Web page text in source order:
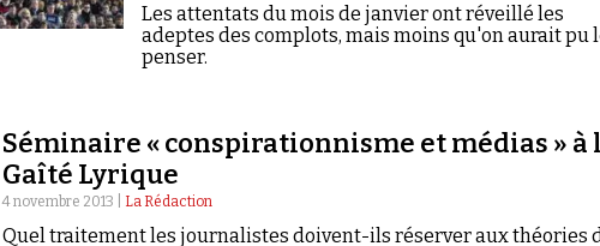
Les attentats du mois de janvier ont réveillé les
adeptes des complots, mais moins qu'on aurait pu
penser.
Séminaire « conspirationnisme et médias » à
Gaîté Lyrique
4 novembre 2013 | La Rédaction
Quel traitement les journalistes doivent-ils réserver aux théories